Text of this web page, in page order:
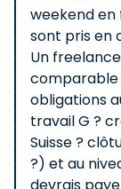
weekend en
sont pris en
Un
comparable
obligations
travail G ?
Suisse ?
?) et au